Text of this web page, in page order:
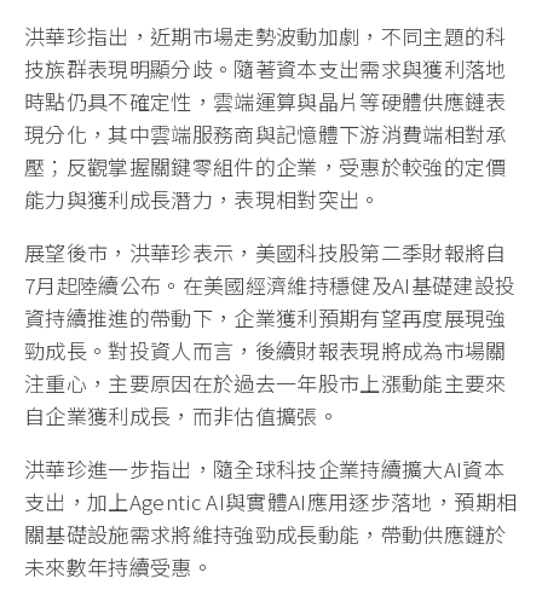
洪華珍指出，近期市場走勢波動加劇，不同主題的科
技族群表現明顯分歧。隨著資本支出需求與獲利落地
時點仍具不確定性，雲端運算與晶片等硬體供應鏈表
現分化，其中雲端服務商與記憶體下游消費端相對承
壓；反觀掌握關鍵零組件的企業，受惠於較強的定價
能力與獲利成長潛力，表現相對突出。
展望後市，洪華珍表示，美國科技股第二季財報將自
7月起陸續公布。在美國經濟維持穩健及AI基礎建設投
資持續推進的帶動下，企業獲利預期有望再度展現強
勁成長。對投資人而言，後續財報表現將成為市場關
注重心，主要原因在於過去一年股市上漲動能主要來
自企業獲利成長，而非估值擴張。
洪華珍進一步指出，隨全球科技企業持續擴大AI資本
支出，加上Agentic AI與實體AI應用逐步落地，預期相
關基礎設施需求將維持強勁成長動能，帶動供應鏈於
未來數年持續受惠。